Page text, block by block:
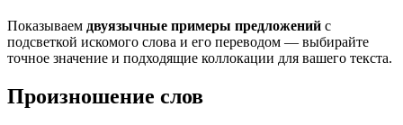
Показываем двуязычные примеры предложений с
подсветкой искомого слова и его переводом — выбирайте
точное значение и подходящие коллокации для вашего текста.
Произношение слов